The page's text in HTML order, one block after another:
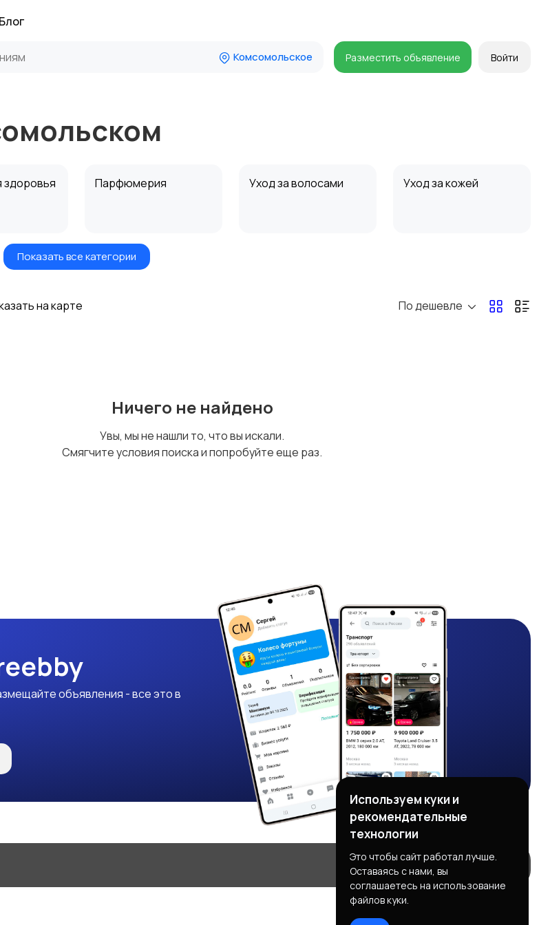
Блог
Комсомольское Разместить объявление Войти
здоровья Парфюмерия Уход за волосами Уход за кожей
Другое
Показать все категории
на карте По дешевле
Ничего не найдено
Увы, мы не нашли то, что вы искали.
Смягчите условия поиска и попробуйте еще раз.
объявления - все это в
Используем куки и
рекомендательные
технологии
Это чтобы сайт работал лучше.
Оставаясь с нами, вы
соглашаетесь на использование
файлов куки.